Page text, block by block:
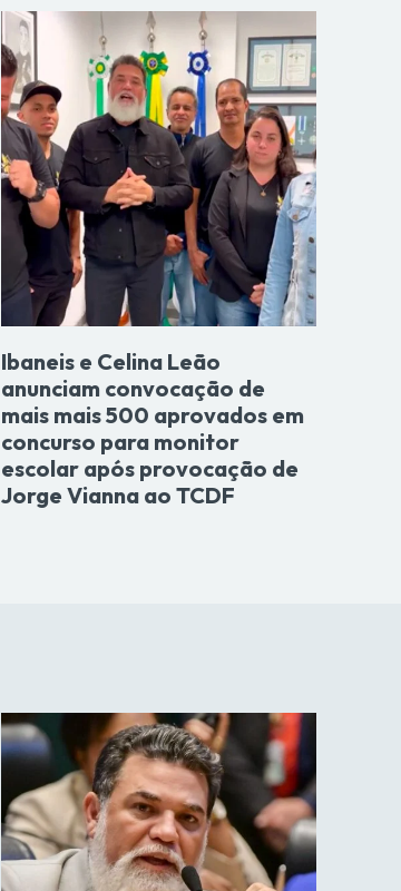
Ibaneis e Celina Leão
anunciam convocação de
mais mais 500 aprovados em
concurso para monitor
escolar após provocação de
Jorge Vianna ao TCDF